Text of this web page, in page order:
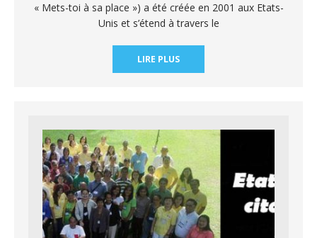
« Mets-toi à sa place ») a été créée en 2001 aux Etats-
Unis et s’étend à travers le
LIRE PLUS